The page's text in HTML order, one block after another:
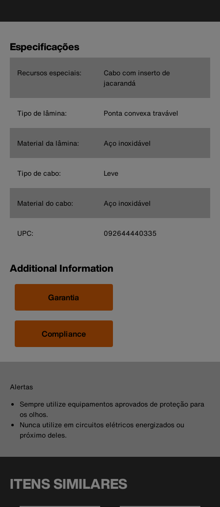
Especificações
Recursos especiais:
Cabo com inserto de
jacarandá
Tipo de lâmina: Ponta convexa travável
Material da lâmina: Aço inoxidável
Tipo de cabo: Leve
Material do cabo: Aço inoxidável
UPC: 092644440335
Additional Information
Garantia
Compliance
Alertas
Sempre utilize equipamentos aprovados de proteção para
os olhos.
Nunca utilize em circuitos elétricos energizados ou
próximo deles.
ITENS SIMILARES